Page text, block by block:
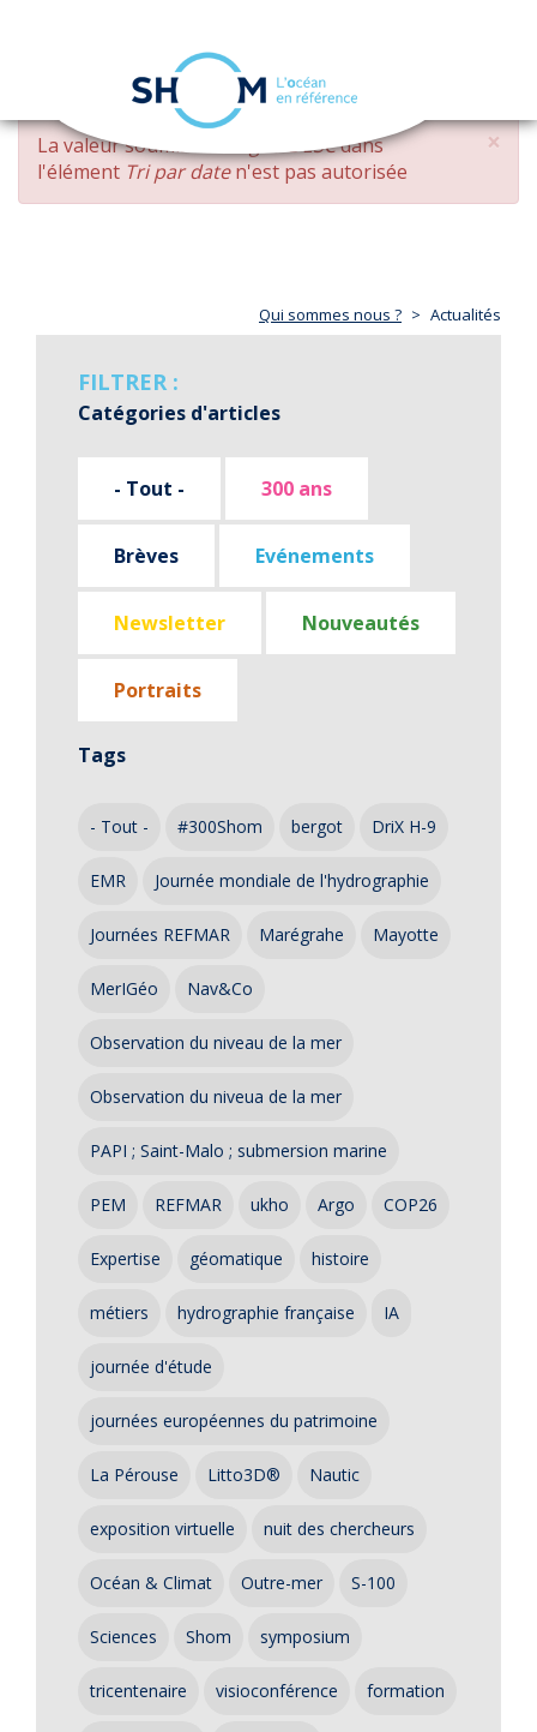
Aller
contenu
principal
navigation
×
MESSAGE
D'ERREUR
La valeur soumise changed DESCdans
l'élément Tri par daten'est pas autorisée
Qui sommes nous ? Actualités
FILTRER :
Catégories d'articles
- Tout - 300 ans
Brèves Evénements
Newsletter Nouveautés
Portraits
Tags
- Tout - #300Shom bergot DriX H-9
EMR Journée mondiale de l'hydrographie
Journées REFMAR Marégrahe Mayotte
MerIGéo Nav&Co
Observation du niveau de la mer
Observation du niveua de la mer
PAPI ; Saint-Malo ; submersion marine
PEM REFMAR ukho Argo COP26
Expertise géomatique histoire
métiers hydrographie française IA
journée d'étude
journées européennes du patrimoine
La Pérouse Litto3D® Nautic
exposition virtuelle nuit des chercheurs
Océan & Climat Outre-mer S-100
Sciences Shom symposium
tricentenaire visioconférence formation